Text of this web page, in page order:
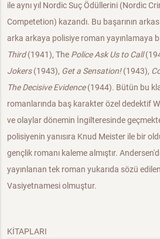
ile aynı yıl Nordic Suç Ödüllerini (Nordic
Competetion) kazandı. Bu başarının
arka arkaya polisiye roman yayınlamaya
Third(1941), The Police Ask Us to Call
Jokers(1943), Get a Sensation!(1943),
The Decisive Evidence(1944). Bütün bu
romanlarında baş karakter özel dedektif
ve olaylar dönemin İngilteresinde
polisiyenin yanısıra Knud Meister ile bir
gençlik romanı kaleme almıştır.
yayınlanan tek roman yukarıda sözü
Vasiyetnamesi olmuştur.
KİTAPLARI